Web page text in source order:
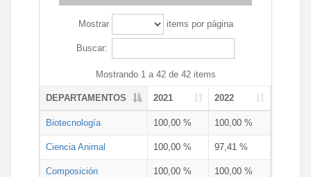
Mostrar items por página
Buscar:
Mostrando 1 a 42 de 42 items
DEPARTAMENTOS 2021 2022
Biotecnología 100,00 % 100,00 %
Ciencia Animal 100,00 % 97,41 %
Composición
100,00 % 100,00 %